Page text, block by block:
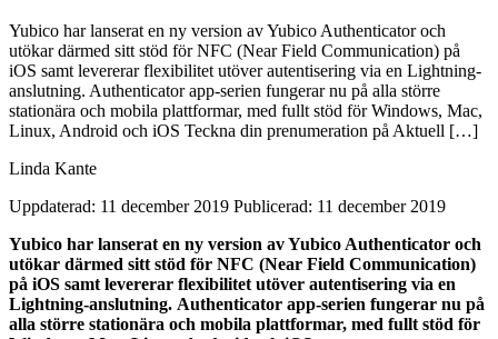
Yubico har lanserat en ny version av Yubico Authenticator och
utökar därmed sitt stöd för NFC (Near Field Communication) på
iOS samt levererar flexibilitet utöver autentisering via en Lightning-
anslutning. Authenticator app-serien fungerar nu på alla större
stationära och mobila plattformar, med fullt stöd för Windows, Mac,
Linux, Android och iOS Teckna din prenumeration på Aktuell […]
Linda Kante
Uppdaterad: 11 december 2019 Publicerad: 11 december 2019
Yubico har lanserat en ny version av Yubico Authenticator och
utökar därmed sitt stöd för NFC (Near Field Communication)
på iOS samt levererar flexibilitet utöver autentisering via en
Lightning-anslutning. Authenticator app-serien fungerar nu på
alla större stationära och mobila plattformar, med fullt stöd för